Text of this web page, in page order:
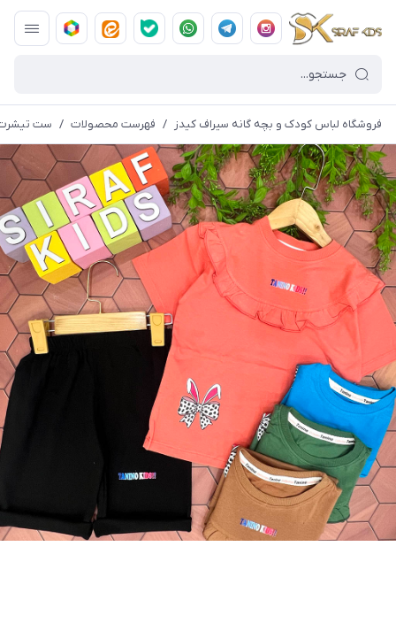
فروشگاه لباس کودک و بچه گانه سیراف کیدز / فهرست محصولات / ست تیشرت